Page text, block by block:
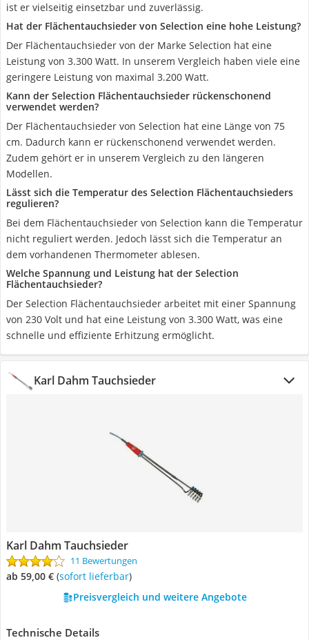
ist er vielseitig einsetzbar und zuverlässig.
Hat der Flächentauchsieder von Selection eine hohe Leistung?
Der Flächentauchsieder von der Marke Selection hat eine
Leistung von 3.300 Watt. In unserem Vergleich haben viele eine
geringere Leistung von maximal 3.200 Watt.
Kann der Selection Flächentauchsieder rückenschonend
verwendet werden?
Der Flächentauchsieder von Selection hat eine Länge von 75
cm. Dadurch kann er rückenschonend verwendet werden.
Zudem gehört er in unserem Vergleich zu den längeren
Modellen.
Lässt sich die Temperatur des Selection Flächentauchsieders
regulieren?
Bei dem Flächentauchsieder von Selection kann die Temperatur
nicht reguliert werden. Jedoch lässt sich die Temperatur an
dem vorhandenen Thermometer ablesen.
Welche Spannung und Leistung hat der Selection
Flächentauchsieder?
Der Selection Flächentauchsieder arbeitet mit einer Spannung
von 230 Volt und hat eine Leistung von 3.300 Watt, was eine
schnelle und effiziente Erhitzung ermöglicht.
Karl Dahm Tauchsieder
Karl Dahm Tauchsieder
11 Bewertungen
ab 59,00 € ( Sofort lieferbar)
Preisvergleich und weitere Angebote
Technische Details